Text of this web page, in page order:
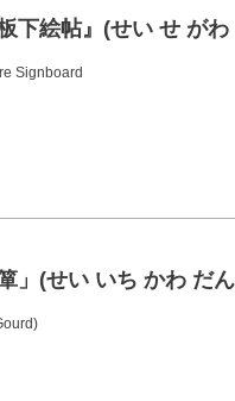
下絵帖』(せい せ が
Signboard
」(せい いち かわ だ